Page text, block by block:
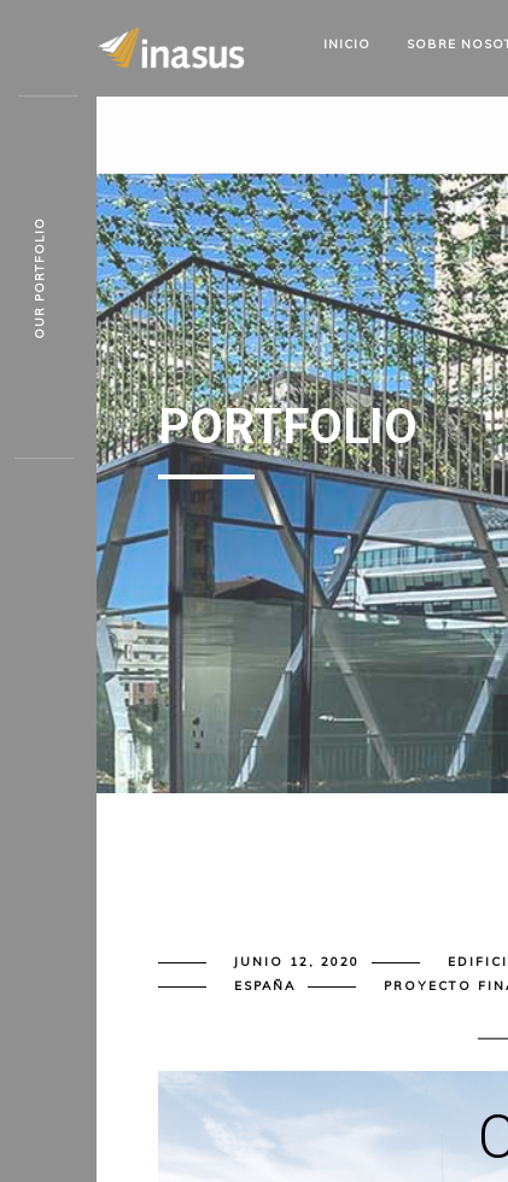
INICIO SOBRE
PORTFOLIO
JUNIO 12, 2020
ESPAÑA
PROYECTO
OUR PORTFOLIO